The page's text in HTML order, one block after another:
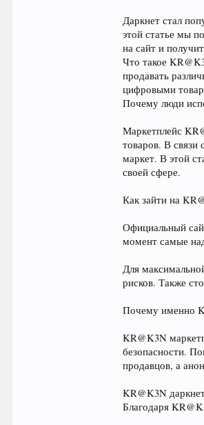
Даркнет стал
этой статье мы
на сайт и
Что такое
продавать
цифровыми
Почему люди
Маркетплейс
товаров. В связи
маркет. В этой
своей сфере.
Как зайти на
Официальный
момент самые
Для
рисков. Также
Почему именно
KR@K3N
безопасности.
продавцов, а
KR@K3N
Благодаря